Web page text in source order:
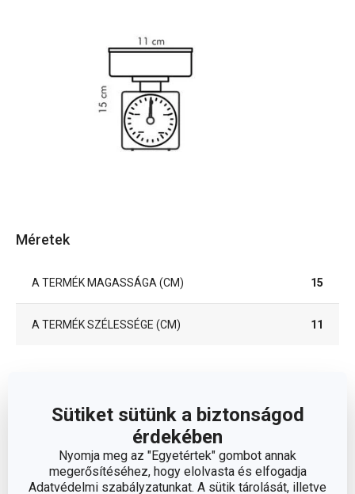
Sütiket sütünk a biztonságod
érdekében
Nyomja meg az "Egyetértek" gombot annak
megerősítéséhez, hogy elolvasta és elfogadja
Adatvédelmi szabályzatunkat. A sütik tárolását, illetve
Méretek
A TERMÉK MAGASSÁGA (CM) 15
A TERMÉK SZÉLESSÉGE (CM) 11
műanyag
BESOROLÁS
konyhai
segédeszközök